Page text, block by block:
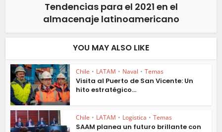
Tendencias para el 2021 en el
almacenaje latinoamericano
YOU MAY ALSO LIKE
Chile • LATAM • Naval • Temas
Visita al Puerto de San Vicente: Un
hito estratégico...
Chile • LATAM • Logistica • Temas
SAAM planea un futuro brillante con